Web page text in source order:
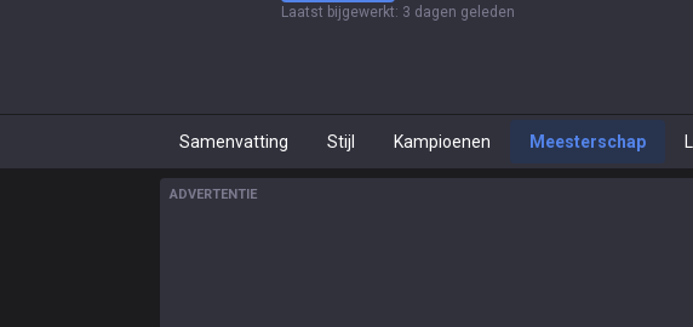
Laatst bijgewerkt: 3 dagen geleden
Samenvatting Stijl Kampioenen Meesterschap
ADVERTENTIE